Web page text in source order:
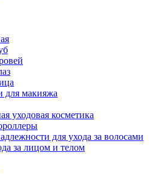
для макияжа
уходовая косметика
для ухода за волосами
за лицом и телом